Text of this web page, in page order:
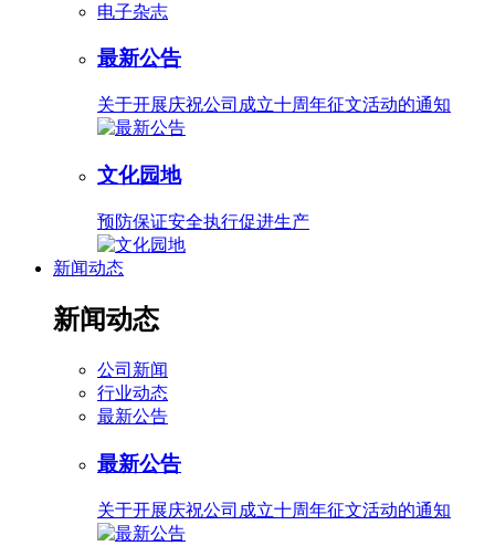
电子杂志
最新公告
关于开展庆祝公司成立十周年征文活动的通知
文化园地
预防保证安全执行促进生产
新闻动态
新闻动态
公司新闻
行业动态
最新公告
最新公告
关于开展庆祝公司成立十周年征文活动的通知